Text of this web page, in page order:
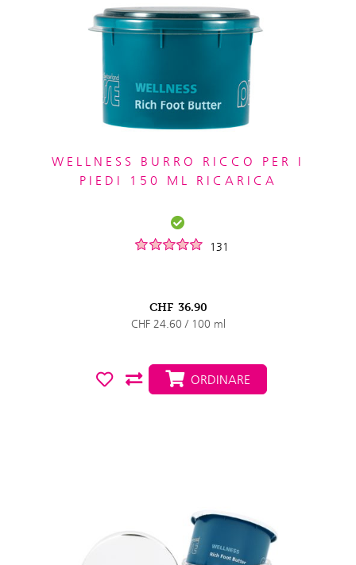
WELLNESS BURRO RICCO PER I
PIEDI 150 ML RICARICA
131
CHF 36.90
CHF 24.60 / 100 ml
ORDINARE